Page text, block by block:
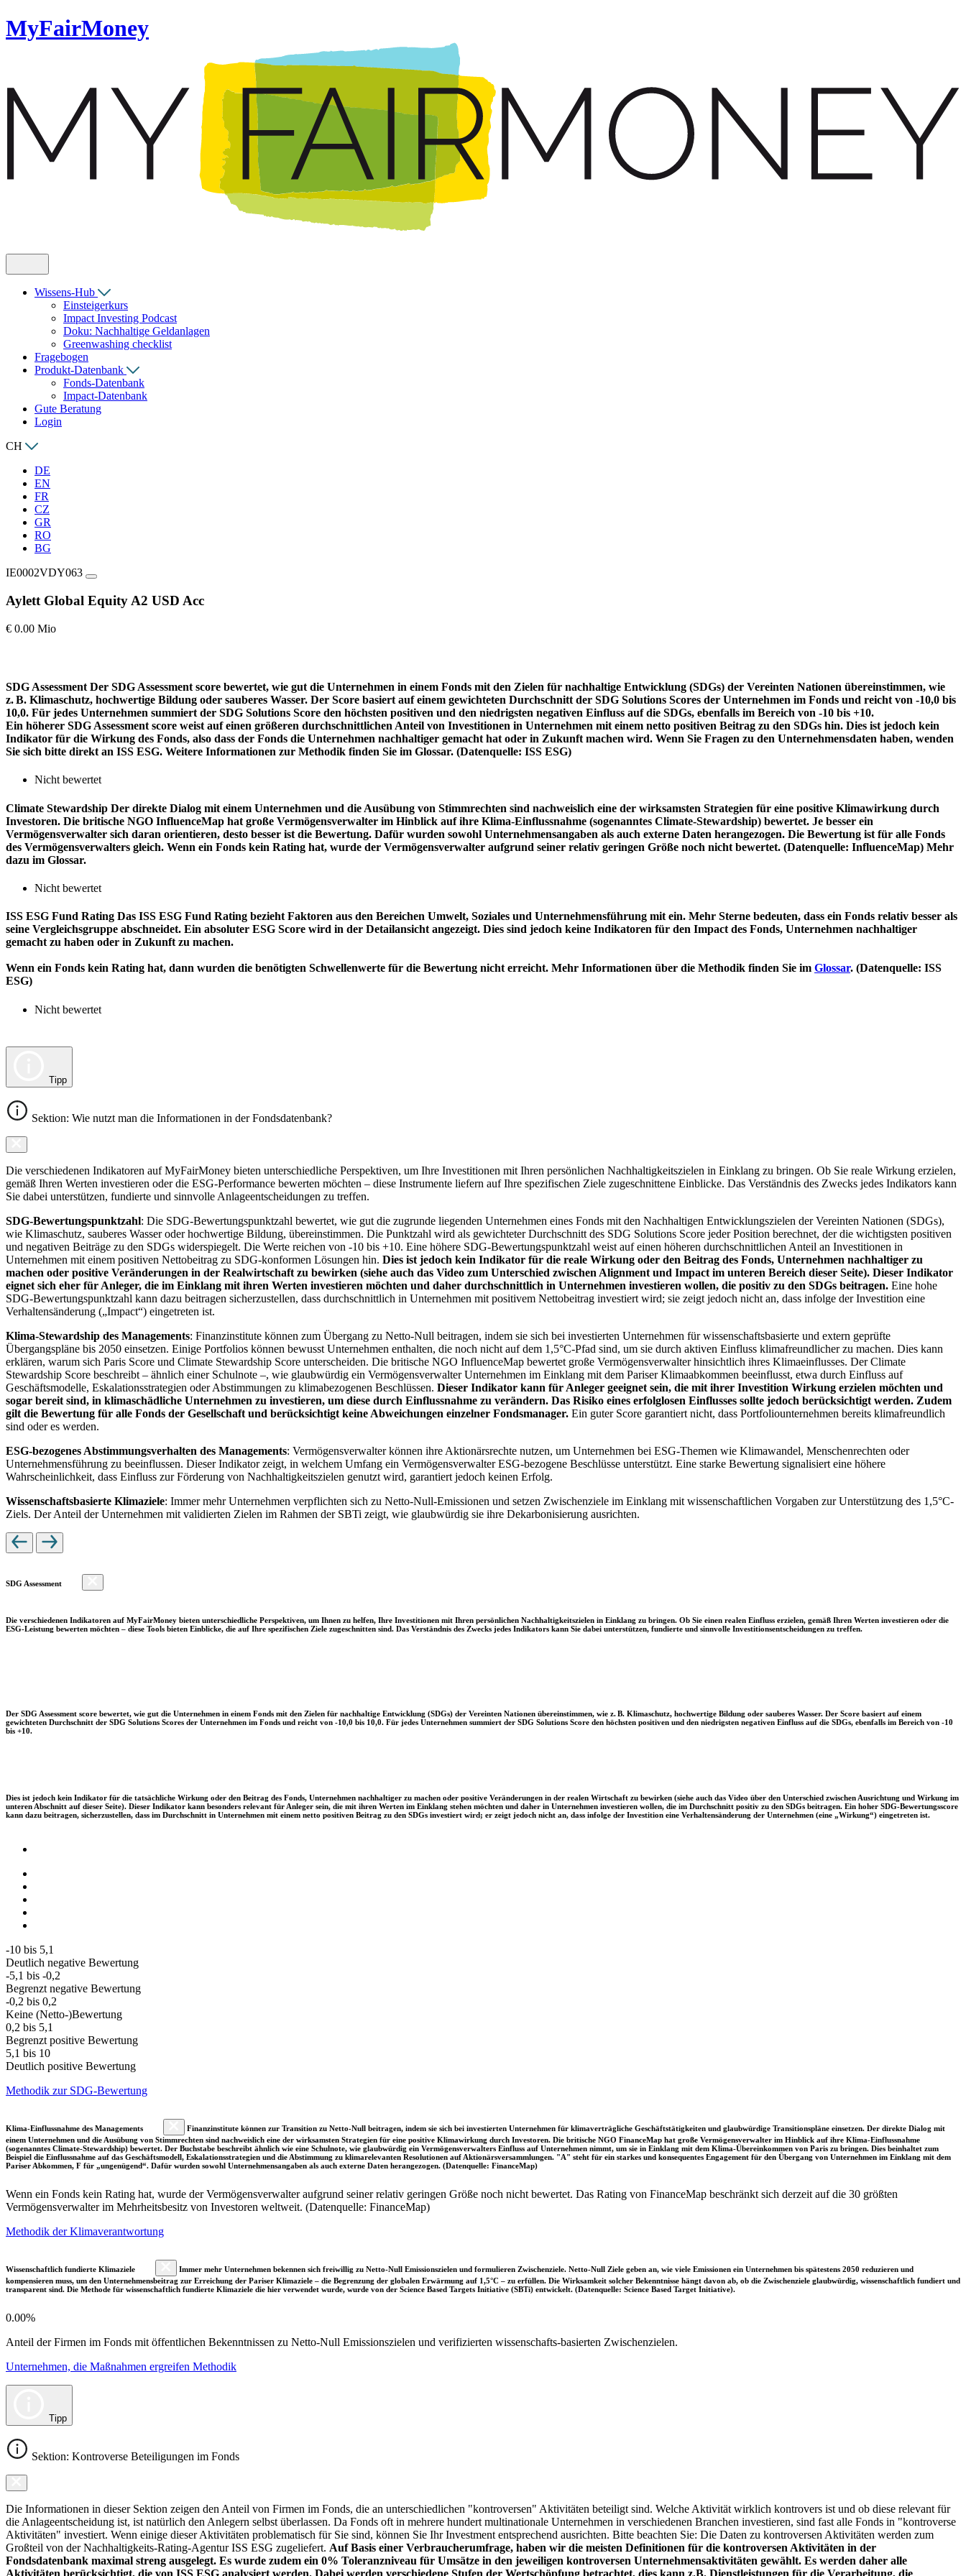
MyFairMoney
Wissens-Hub
Einsteigerkurs
Impact Investing Podcast
Doku: Nachhaltige Geldanlagen
Greenwashing checklist
Fragebogen
Produkt-Datenbank
Fonds-Datenbank
Impact-Datenbank
Gute Beratung
Login
CH
DE
EN
FR
CZ
GR
RO
BG
IE0002VDY063
Aylett Global Equity A2 USD Acc
€ 0.00 Mio
SDG Assessment Der SDG Assessment score bewertet, wie gut die Unternehmen in einem Fonds mit den Zielen für nachhaltige Entwicklung (SDGs) der Vereinten Nationen übereinstimmen, wie
z. B. Klimaschutz, hochwertige Bildung oder sauberes Wasser. Der Score basiert auf einem gewichteten Durchschnitt der SDG Solutions Scores der Unternehmen im Fonds und reicht von -10,0 bis
10,0. Für jedes Unternehmen summiert der SDG Solutions Score den höchsten positiven und den niedrigsten negativen Einfluss auf die SDGs, ebenfalls im Bereich von -10 bis +10.
Ein höherer SDG Assessment score weist auf einen größeren durchschnittlichen Anteil von Investitionen in Unternehmen mit einem netto positiven Beitrag zu den SDGs hin. Dies ist jedoch kein
Indikator für die Wirkung des Fonds, also dass der Fonds die Unternehmen nachhaltiger gemacht hat oder in Zukunft machen wird. Wenn Sie Fragen zu den Unternehmensdaten haben, wenden
Sie sich bitte direkt an ISS ESG. Weitere Informationen zur Methodik finden Sie im Glossar. (Datenquelle: ISS ESG)
Nicht bewertet
Climate Stewardship Der direkte Dialog mit einem Unternehmen und die Ausübung von Stimmrechten sind nachweislich eine der wirksamsten Strategien für eine positive Klimawirkung durch
Investoren. Die britische NGO InfluenceMap hat große Vermögensverwalter im Hinblick auf ihre Klima-Einflussnahme (sogenanntes Climate-Stewardship) bewertet. Je besser ein
Vermögensverwalter sich daran orientieren, desto besser ist die Bewertung. Dafür wurden sowohl Unternehmensangaben als auch externe Daten herangezogen. Die Bewertung ist für alle Fonds
des Vermögensverwalters gleich. Wenn ein Fonds kein Rating hat, wurde der Vermögensverwalter aufgrund seiner relativ geringen Größe noch nicht bewertet. (Datenquelle: InfluenceMap) Mehr
dazu im Glossar.
Nicht bewertet
ISS ESG Fund Rating Das ISS ESG Fund Rating bezieht Faktoren aus den Bereichen Umwelt, Soziales und Unternehmensführung mit ein. Mehr Sterne bedeuten, dass ein Fonds relativ besser als
seine Vergleichsgruppe abschneidet. Ein absoluter ESG Score wird in der Detailansicht angezeigt. Dies sind jedoch keine Indikatoren für den Impact des Fonds, Unternehmen nachhaltiger
gemacht zu haben oder in Zukunft zu machen.
Wenn ein Fonds kein Rating hat, dann wurden die benötigten Schwellenwerte für die Bewertung nicht erreicht. Mehr Informationen über die Methodik finden Sie im Glossar. (Datenquelle: ISS
ESG)
Nicht bewertet
Tipp
Sektion: Wie nutzt man die Informationen in der Fondsdatenbank?
Die verschiedenen Indikatoren auf MyFairMoney bieten unterschiedliche Perspektiven, um Ihre Investitionen mit Ihren persönlichen Nachhaltigkeitszielen in Einklang zu bringen. Ob Sie reale Wirkung erzielen,
gemäß Ihren Werten investieren oder die ESG-Performance bewerten möchten – diese Instrumente liefern auf Ihre spezifischen Ziele zugeschnittene Einblicke. Das Verständnis des Zwecks jedes Indikators kann
Sie dabei unterstützen, fundierte und sinnvolle Anlageentscheidungen zu treffen.
SDG-Bewertungspunktzahl: Die SDG-Bewertungspunktzahl bewertet, wie gut die zugrunde liegenden Unternehmen eines Fonds mit den Nachhaltigen Entwicklungszielen der Vereinten Nationen (SDGs),
wie Klimaschutz, sauberes Wasser oder hochwertige Bildung, übereinstimmen. Die Punktzahl wird als gewichteter Durchschnitt des SDG Solutions Score jeder Position berechnet, der die wichtigsten positiven
und negativen Beiträge zu den SDGs widerspiegelt. Die Werte reichen von -10 bis +10. Eine höhere SDG-Bewertungspunktzahl weist auf einen höheren durchschnittlichen Anteil an Investitionen in
Unternehmen mit einem positiven Nettobeitrag zu SDG-konformen Lösungen hin. Dies ist jedoch kein Indikator für die reale Wirkung oder den Beitrag des Fonds, Unternehmen nachhaltiger zu
machen oder positive Veränderungen in der Realwirtschaft zu bewirken (siehe auch das Video zum Unterschied zwischen Alignment und Impact im unteren Bereich dieser Seite). Dieser Indikator
eignet sich eher für Anleger, die im Einklang mit ihren Werten investieren möchten und daher durchschnittlich in Unternehmen investieren wollen, die positiv zu den SDGs beitragen. Eine hohe
SDG-Bewertungspunktzahl kann dazu beitragen sicherzustellen, dass durchschnittlich in Unternehmen mit positivem Nettobeitrag investiert wird; sie zeigt jedoch nicht an, dass infolge der Investition eine
Verhaltensänderung („Impact“) eingetreten ist.
Klima-Stewardship des Managements: Finanzinstitute können zum Übergang zu Netto-Null beitragen, indem sie sich bei investierten Unternehmen für wissenschaftsbasierte und extern geprüfte
Übergangspläne bis 2050 einsetzen. Einige Portfolios können bewusst Unternehmen enthalten, die noch nicht auf dem 1,5°C-Pfad sind, um sie durch aktiven Einfluss klimafreundlicher zu machen. Dies kann
erklären, warum sich Paris Score und Climate Stewardship Score unterscheiden. Die britische NGO InfluenceMap bewertet große Vermögensverwalter hinsichtlich ihres Klimaeinflusses. Der Climate
Stewardship Score beschreibt – ähnlich einer Schulnote –, wie glaubwürdig ein Vermögensverwalter Unternehmen im Einklang mit dem Pariser Klimaabkommen beeinflusst, etwa durch Einfluss auf
Geschäftsmodelle, Eskalationsstrategien oder Abstimmungen zu klimabezogenen Beschlüssen. Dieser Indikator kann für Anleger geeignet sein, die mit ihrer Investition Wirkung erzielen möchten und
sogar bereit sind, in klimaschädliche Unternehmen zu investieren, um diese durch Einflussnahme zu verändern. Das Risiko eines erfolglosen Einflusses sollte jedoch berücksichtigt werden. Zudem
gilt die Bewertung für alle Fonds der Gesellschaft und berücksichtigt keine Abweichungen einzelner Fondsmanager. Ein guter Score garantiert nicht, dass Portfoliounternehmen bereits klimafreundlich
sind oder es werden.
ESG-bezogenes Abstimmungsverhalten des Managements: Vermögensverwalter können ihre Aktionärsrechte nutzen, um Unternehmen bei ESG-Themen wie Klimawandel, Menschenrechten oder
Unternehmensführung zu beeinflussen. Dieser Indikator zeigt, in welchem Umfang ein Vermögensverwalter ESG-bezogene Beschlüsse unterstützt. Eine starke Bewertung signalisiert eine höhere
Wahrscheinlichkeit, dass Einfluss zur Förderung von Nachhaltigkeitszielen genutzt wird, garantiert jedoch keinen Erfolg.
Wissenschaftsbasierte Klimaziele: Immer mehr Unternehmen verpflichten sich zu Netto-Null-Emissionen und setzen Zwischenziele im Einklang mit wissenschaftlichen Vorgaben zur Unterstützung des 1,5°C-
Ziels. Der Anteil der Unternehmen mit validierten Zielen im Rahmen der SBTi zeigt, wie glaubwürdig sie ihre Dekarbonisierung ausrichten.
SDG Assessment
Die verschiedenen Indikatoren auf MyFairMoney bieten unterschiedliche Perspektiven, um Ihnen zu helfen, Ihre Investitionen mit Ihren persönlichen Nachhaltigkeitszielen in Einklang zu bringen. Ob Sie einen realen Einfluss erzielen, gemäß Ihren Werten investieren oder die
ESG-Leistung bewerten möchten – diese Tools bieten Einblicke, die auf Ihre spezifischen Ziele zugeschnitten sind. Das Verständnis des Zwecks jedes Indikators kann Sie dabei unterstützen, fundierte und sinnvolle Investitionsentscheidungen zu treffen.
Der SDG Assessment score bewertet, wie gut die Unternehmen in einem Fonds mit den Zielen für nachhaltige Entwicklung (SDGs) der Vereinten Nationen übereinstimmen, wie z. B. Klimaschutz, hochwertige Bildung oder sauberes Wasser. Der Score basiert auf einem
gewichteten Durchschnitt der SDG Solutions Scores der Unternehmen im Fonds und reicht von -10,0 bis 10,0. Für jedes Unternehmen summiert der SDG Solutions Score den höchsten positiven und den niedrigsten negativen Einfluss auf die SDGs, ebenfalls im Bereich von -10
bis +10.
Dies ist jedoch kein Indikator für die tatsächliche Wirkung oder den Beitrag des Fonds, Unternehmen nachhaltiger zu machen oder positive Veränderungen in der realen Wirtschaft zu bewirken (siehe auch das Video über den Unterschied zwischen Ausrichtung und Wirkung im
unteren Abschnitt auf dieser Seite). Dieser Indikator kann besonders relevant für Anleger sein, die mit ihren Werten im Einklang stehen möchten und daher in Unternehmen investieren wollen, die im Durchschnitt positiv zu den SDGs beitragen. Ein hoher SDG-Bewertungsscore
kann dazu beitragen, sicherzustellen, dass im Durchschnitt in Unternehmen mit einem netto positiven Beitrag zu den SDGs investiert wird; er zeigt jedoch nicht an, dass infolge der Investition eine Verhaltensänderung der Unternehmen (eine „Wirkung“) eingetreten ist.
-10 bis 5,1
Deutlich negative Bewertung
-5,1 bis -0,2
Begrenzt negative Bewertung
-0,2 bis 0,2
Keine (Netto-)Bewertung
0,2 bis 5,1
Begrenzt positive Bewertung
5,1 bis 10
Deutlich positive Bewertung
Methodik zur SDG-Bewertung
Klima-Einflussnahme des Managements
Finanzinstitute können zur Transition zu Netto-Null beitragen, indem sie sich bei investierten Unternehmen für klimaverträgliche Geschäftstätigkeiten und glaubwürdige Transitionspläne einsetzen. Der direkte Dialog mit
einem Unternehmen und die Ausübung von Stimmrechten sind nachweislich eine der wirksamsten Strategien für eine positive Klimawirkung durch Investoren. Die britische NGO FinanceMap hat große Vermögensverwalter im Hinblick auf ihre Klima-Einflussnahme
(sogenanntes Climate-Stewardship) bewertet. Der Buchstabe beschreibt ähnlich wie eine Schulnote, wie glaubwürdig ein Vermögensverwalters Einfluss auf Unternehmen nimmt, um sie in Einklang mit dem Klima-Übereinkommen von Paris zu bringen. Dies beinhaltet zum
Beispiel die Einflussnahme auf das Geschäftsmodell, Eskalationsstrategien und die Abstimmung zu klimarelevanten Resolutionen auf Aktionärsversammlungen. "A" steht für ein starkes und konsequentes Engagement für den Übergang von Unternehmen im Einklang mit dem
Pariser Abkommen, F für „ungenügend“. Dafür wurden sowohl Unternehmensangaben als auch externe Daten herangezogen. (Datenquelle: FinanceMap)
Wenn ein Fonds kein Rating hat, wurde der Vermögensverwalter aufgrund seiner relativ geringen Größe noch nicht bewertet. Das Rating von FinanceMap beschränkt sich derzeit auf die 30 größten
Vermögensverwalter im Mehrheitsbesitz von Investoren weltweit. (Datenquelle: FinanceMap)
Methodik der Klimaverantwortung
Wissenschaftlich fundierte Klimaziele
Immer mehr Unternehmen bekennen sich freiwillig zu Netto-Null Emissionszielen und formulieren Zwischenziele. Netto-Null Ziele geben an, wie viele Emissionen ein Unternehmen bis spätestens 2050 reduzieren und
kompensieren muss, um den Unternehmensbeitrag zur Erreichung der Pariser Klimaziele – die Begrenzung der globalen Erwärmung auf 1,5°C – zu erfüllen. Die Wirksamkeit solcher Bekenntnisse hängt davon ab, ob die Zwischenziele glaubwürdig, wissenschaftlich fundiert und
transparent sind. Die Methode für wissenschaftlich fundierte Klimaziele die hier verwendet wurde, wurde von der Science Based Targets Initiative (SBTi) entwickelt. (Datenquelle: Science Based Target Initiative).
0.00%
Anteil der Firmen im Fonds mit öffentlichen Bekenntnissen zu Netto-Null Emissionszielen und verifizierten wissenschafts-basierten Zwischenzielen.
Unternehmen, die Maßnahmen ergreifen Methodik
Tipp
Sektion: Kontroverse Beteiligungen im Fonds
Die Informationen in dieser Sektion zeigen den Anteil von Firmen im Fonds, die an unterschiedlichen "kontroversen" Aktivitäten beteiligt sind. Welche Aktivität wirklich kontrovers ist und ob diese relevant für
die Anlageentscheidung ist, ist natürlich den Anlegern selbst überlassen. Da Fonds oft in mehrere hundert multinationale Unternehmen in verschiedenen Branchen investieren, sind fast alle Fonds in "kontroverse
Aktivitäten" investiert. Wenn einige dieser Aktivitäten problematisch für Sie sind, können Sie Ihr Investment entsprechend ausrichten. Bitte beachten Sie: Die Daten zu kontroversen Aktivitäten werden zum
Großteil von der Nachhaltigkeits-Rating-Agentur ISS ESG zugeliefert. Auf Basis einer Verbraucherumfrage, haben wir die meisten Definitionen für die kontroversen Aktivitäten in der
Fondsdatenbank maximal streng ausgelegt. Es wurde zudem ein 0% Toleranzniveau für Umsätze in den jeweiligen kontroversen Unternehmensaktivitäten gewählt. Es werden daher alle
Aktivitäten berücksichtigt, die von ISS ESG analysiert werden. Dabei werden verschiedene Stufen der Wertschöpfung betrachtet, dies kann z.B. Dienstleistungen für die Verarbeitung, die